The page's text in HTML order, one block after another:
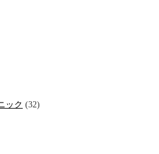
ック (32)